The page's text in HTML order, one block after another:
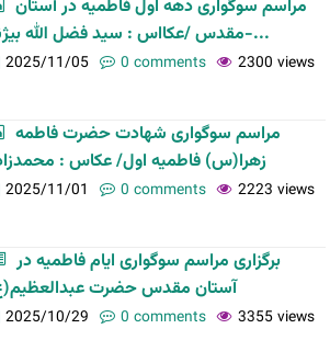
مراسم سوگواری دهه اول فاطمیه در آستان
مقدس /عکااس : سید فضل الله بیژنی-...
2025/11/05 0 comments 2300 views
مراسم سوگواری شهادت حضرت فاطمه
زهرا(س) فاطمیه اول/ عکاس :
2025/11/01 0 comments 2223 views
برگزاری مراسم سوگواری ایام فاطمیه در
آستان مقدس حضرت
2025/10/29 0 comments 3355 views